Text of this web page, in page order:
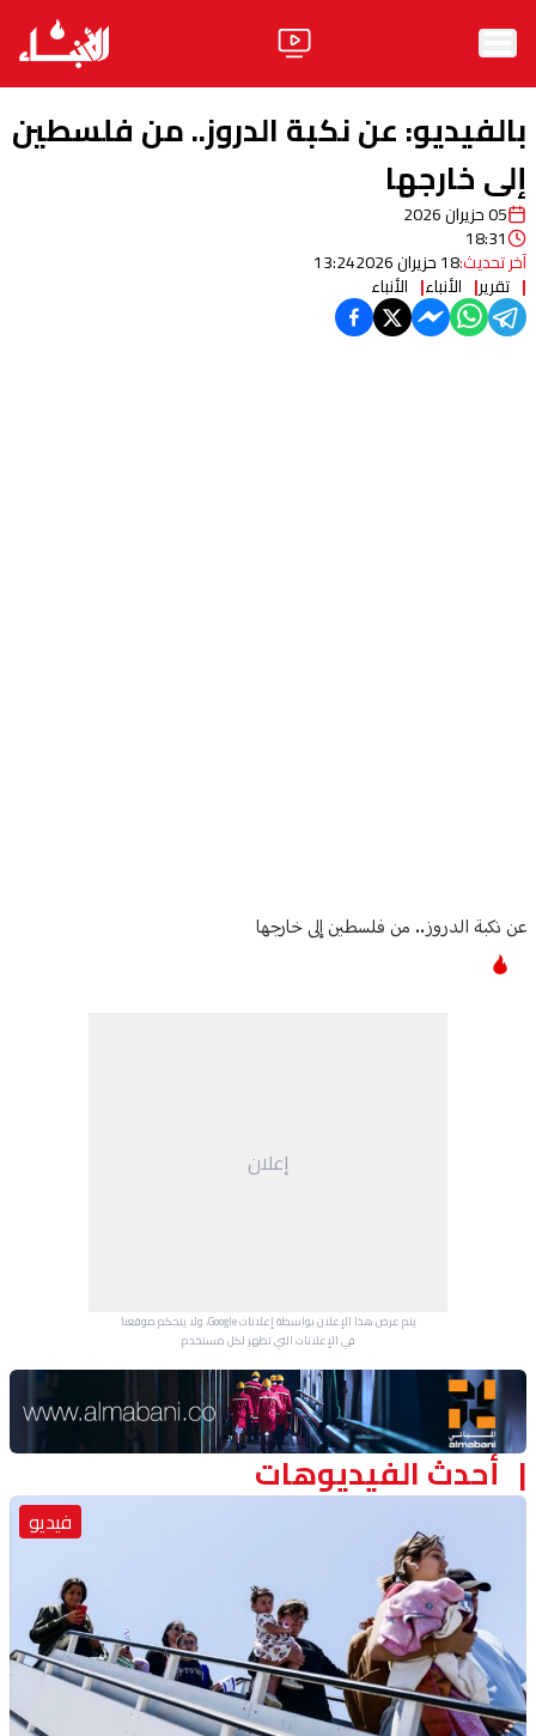
الأخبار
آراء
فيديو
مواقف
بالفيديو: عن نكبة الدروز.. من فلسطين
إلى خارجها
05 حزيران 2026
18:31
آخر تحديث:18 حزيران 2026 13:24
تقرير الأنباء الأنباء
Article Content
عن نكبة الدروز.. من فلسطين إلى خارجها
إعلان
يتم عرض هذا الإعلان بواسطة إعلانات Google، ولا يتحكم موقعنا
في الإعلانات التي تظهر لكل مستخدم.
Advertisement Section
أحدث الفيديوهات
فيديو